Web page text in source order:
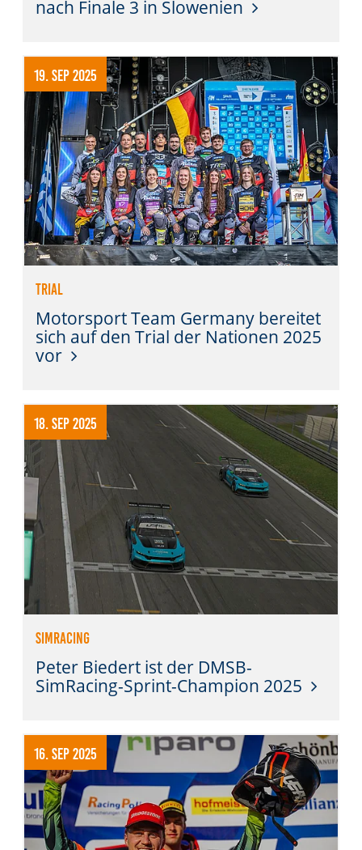
nach Finale 3 in Slowenien
19. Sep 2025
Trial
Motorsport Team Germany bereitet
sich auf den Trial der Nationen 2025
vor
18. Sep 2025
SimRacing
Peter Biedert ist der DMSB-
SimRacing-Sprint-Champion 2025
16. Sep 2025